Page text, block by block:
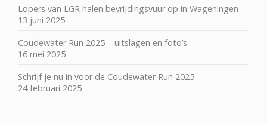
Lopers van LGR halen bevrijdingsvuur op in Wageningen
13 juni 2025
Coudewater Run 2025 – uitslagen en foto’s
16 mei 2025
Schrijf je nu in voor de Coudewater Run 2025
24 februari 2025